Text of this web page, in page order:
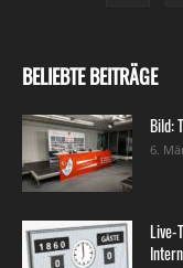
BELIEBTE BEITRÄGE
Bild:
6.
Live-